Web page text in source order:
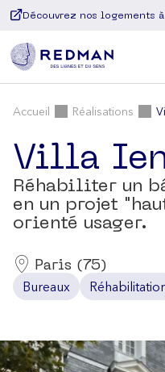
Découvrez nos logements
Accueil Réalisations
Villa
Réhabiliter un
en un projet
orienté usager.
Paris (75)
Bureaux